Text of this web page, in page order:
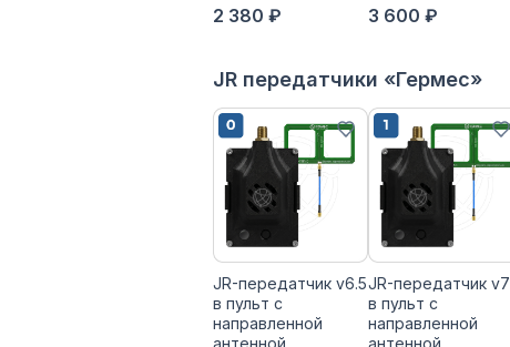
2 380 ₽ 3 600 ₽
JR передатчики «Гермес»
JR-передатчик v6.5
в пульт с
направленной
антенной
JR-передатчик v7
в пульт с
направленной
антенной